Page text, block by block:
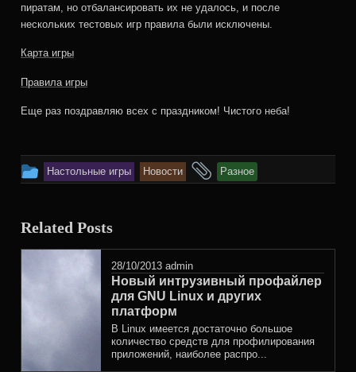
пиратам, но отбалансировать их не удалось, и после
нескольких тестовых игр правила были исключены.
Карта игры
Правила игры
Еще раз поздравляю всех с праздником! Чистого неба!
This
entry
posted
in
Настольные игры Новости
and
Разное
Related Posts
28/10/2013 admin
Новый интрузивный профайлер
для GNU Linux и других
платформ
В Linux имеется достаточно большое
количество средств для профилирования
приложений, наиболее распро...